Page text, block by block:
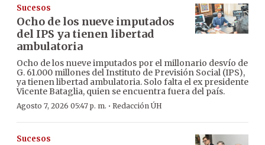
Sucesos
Ocho de los nueve imputados
del IPS ya tienen libertad
ambulatoria
Ocho de los nueve imputados por el millonario desvío de
G. 61.000 millones del Instituto de Previsión Social (IPS),
ya tienen libertad ambulatoria. Solo falta el ex presidente
Vicente Bataglia, quien se encuentra fuera del país.
Agosto 7, 2026 05:47 p. m. · Redacción ÚH
Sucesos